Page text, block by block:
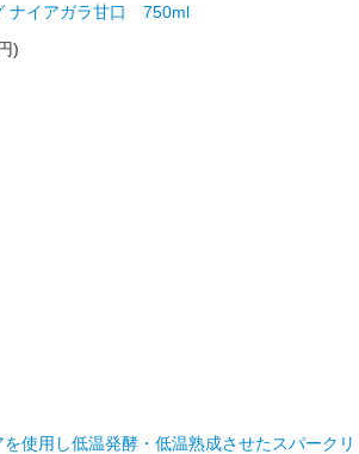
ナイアガラ甘口 750ml
)
使用し低温発酵・低温熟成させたスパークリ